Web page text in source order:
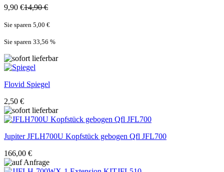
9,90 €14,90 €
Sie sparen 5,00 €
Sie sparen 33,56 %
Flovid Spiegel
2,50 €
JupiterJFLH700U Kopfstück gebogen Qfl JFL700
166,00 €